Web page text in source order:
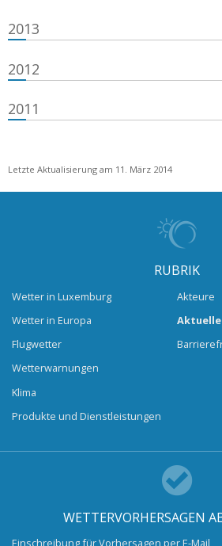
2013
2012
2011
Letzte Aktualisierung am 11. März 2014
RUBRIK
Wetter in Luxemburg
Wetter in Europa
Flugwetter
Wetterwarnungen
Klima
Produkte und Dienstleistungen
Akteure
WETTERVORHERSAGEN